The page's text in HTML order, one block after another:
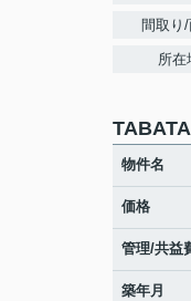
間取り
所在
物件名
価格
管理/共益
築年月